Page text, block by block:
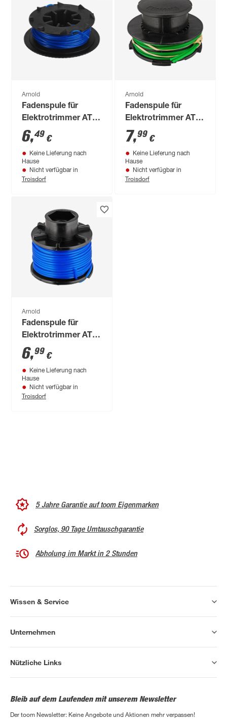
Arnold
Fadenspule für
Elektrotrimmer AT
1.2
6,49 €
Keine Lieferung nach
Hause
Nicht verfügbar in
Troisdorf
Arnold
Fadenspule für
Elektrotrimmer AT
13.2
7,99 €
Keine Lieferung nach
Hause
Nicht verfügbar in
Troisdorf
Arnold
Fadenspule für
Elektrotrimmer AT
3.2
6,99 €
Keine Lieferung nach
Hause
Nicht verfügbar in
Troisdorf
5 Jahre Garantie auf toom Eigenmarken
Sorglos, 90 Tage Umtauschgarantie
Abholung im Markt in 2 Stunden
Wissen & Service
Unternehmen
Nützliche Links
Bleib auf dem Laufenden mit unserem Newsletter
Der toom Newsletter: Keine Angebote und Aktionen mehr verpassen!